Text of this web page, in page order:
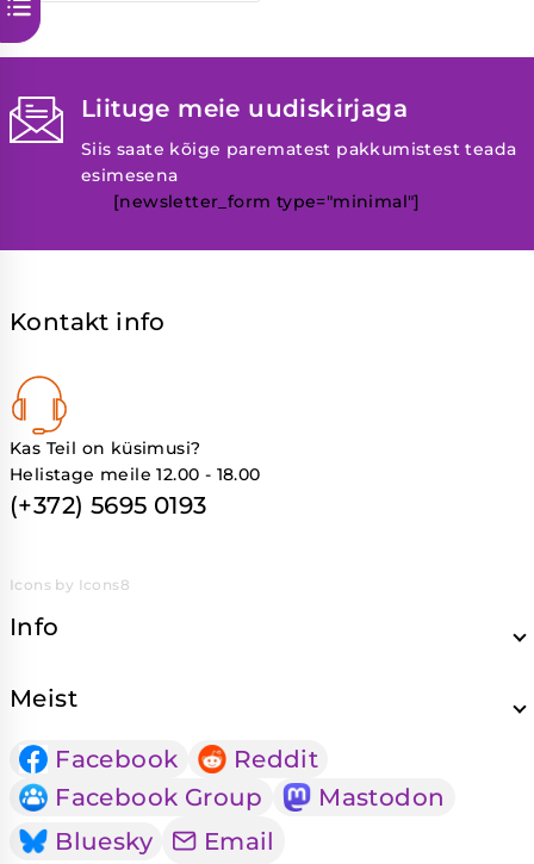
Liituge meie uudiskirjaga
Siis saate kõige parematest pakkumistest teada
esimesena
[newsletter_form type="minimal"]
Kontakt info
Kas Teil on küsimusi?
Helistage meile 12.00 - 18.00
(+372) 5695 0193
Icons by Icons8
Info
Meist
Facebook
Reddit
Facebook Group
Mastodon
Bluesky
Email